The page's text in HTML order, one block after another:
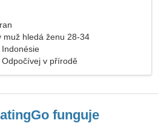
muž hledá ženu 28-34
Odpočívej v přírodě
funguje